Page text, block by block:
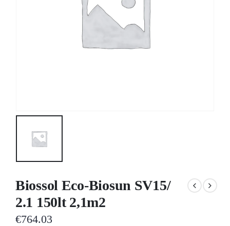
Biossol Eco-Biosun SV15/
2.1 150lt 2,1m2
€764.03